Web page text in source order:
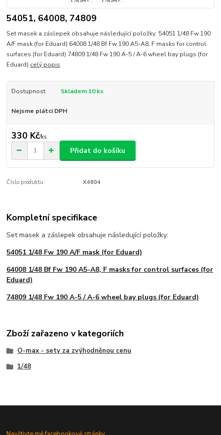
54051, 64008, 74809
Set masek a záslepek obsahuje následující položky: 54051 1/48 Fw 190
A/F mask (for Eduard) 64008 1/48 Bf Fw 190 A5-A8, F masks for control
surfaces (for Eduard) 74809 1/48 Fw 190 A-5 / A-6 wheel bay plugs (for
Eduard) celý popis
Dostupnost Skladem 10 ks
Nejsme plátci DPH
330 Kč/ks
Přidat do košíku
Číslo produktu: X4804
Kompletní specifikace
Set masek a záslepek obsahuje následující položky:
54051 1/48 Fw 190 A/F mask (for Eduard)
64008 1/48 Bf Fw 190 A5-A8, F masks for control surfaces (for
Eduard)
74809 1/48 Fw 190 A-5 / A-6 wheel bay plugs (for Eduard)
Zboží zařazeno v kategoriích
O-max - sety za zvýhodněnou cenu
1/48